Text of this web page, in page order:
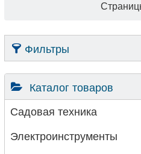
Фильтры
Каталог товаров
Садовая техника
Электроинструменты